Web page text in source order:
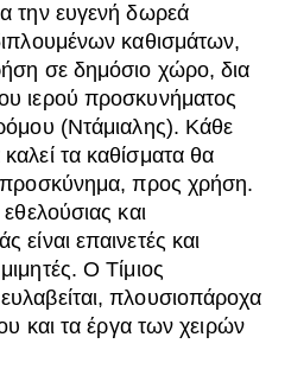
την ευγενή δωρεά
καθισμάτων,
σε δημόσιο χώρο, δια
ιερού προσκυνήματος
(Ντάμιαλης). Κάθε
τα καθίσματα θα
προσκύνημα, προς χρήση.
και
είναι επαινετές και
Ο Τίμιος
πλουσιοπάροχα
και τα έργα των χειρών